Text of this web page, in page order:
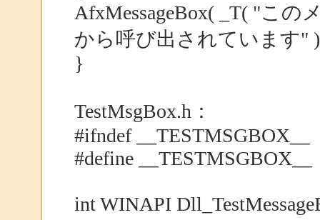
AfxMessageBox( _T( "こ
から呼び出されています"
}
TestMsgBox.h：
#ifndef __TESTMSGBOX__
#define __TESTMSGBOX__
int WINAPI